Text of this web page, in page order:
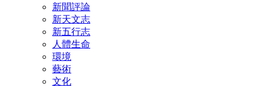
新聞評論
新天文志
新五行志
人體生命
環境
藝術
文化